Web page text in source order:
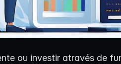
ou investir através de